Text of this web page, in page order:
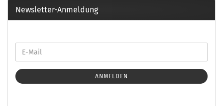
Newsletter-Anmeldung
ANMELDEN